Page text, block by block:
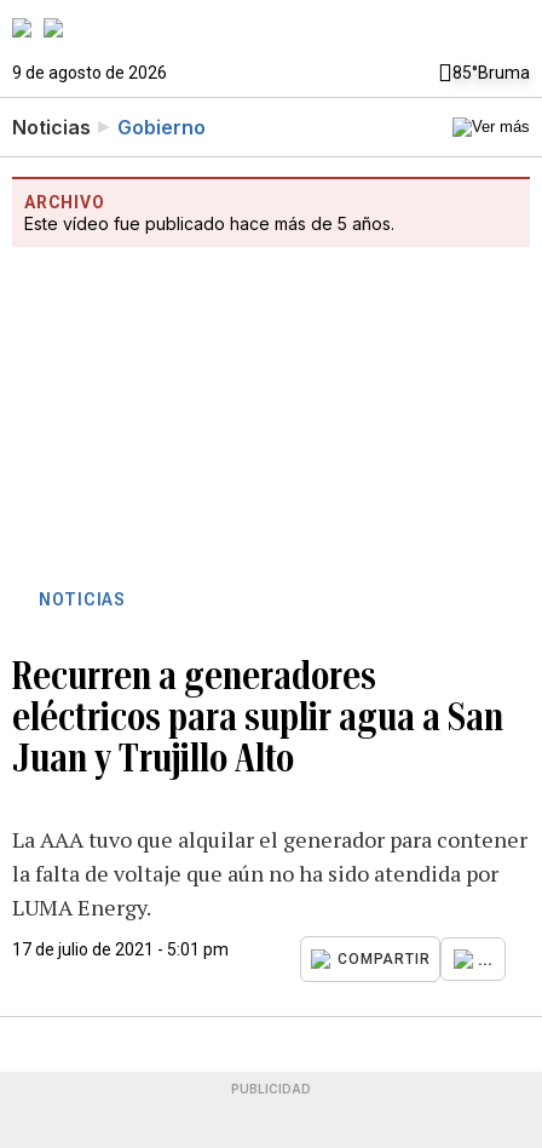
9 de agosto de 2026 85°Bruma
Noticias Gobierno
ARCHIVO
Este vídeo fue publicado hace más de 5 años.
NOTICIAS
Recurren a generadores
eléctricos para suplir agua a San
Juan y Trujillo Alto
La AAA tuvo que alquilar el generador para contener
la falta de voltaje que aún no ha sido atendida por
LUMA Energy.
17 de julio de 2021 - 5:01 pm
COMPARTIR ...
PUBLICIDAD